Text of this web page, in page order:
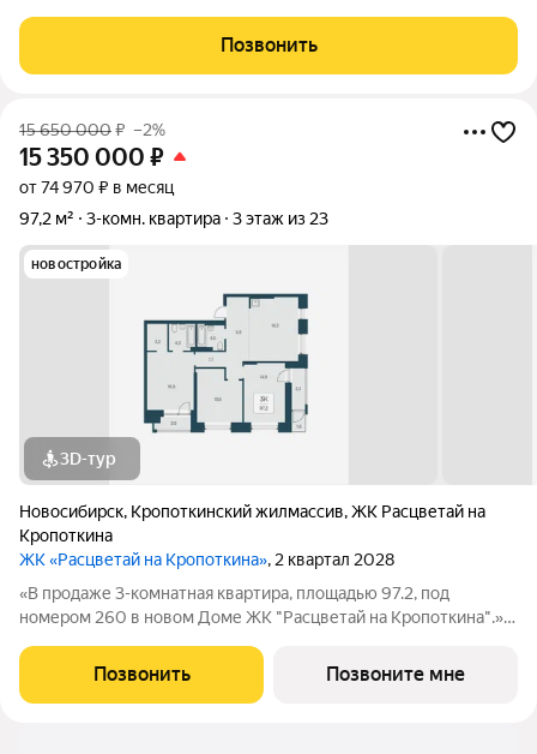
близости к Красному проспекту! Каждая из квартир в доме
Berlin это
Позвонить
15 650 000₽ –2%
15 350 000 ₽
от 74 970 ₽ в месяц
97,2 м²
3-комн. квартира 3 этаж из 23
новостройка
3D-тур
Новосибирск, Кропоткинский жилмассив,ЖК Расцветай на
Кропоткина
ЖК «Расцветай на Кропоткина», 2 квартал 2028
«В продаже 3-комнатная квартира, площадью 97.2, под
номером 260 в новом Доме ЖК "Расцветай на Кропоткина".»
«Ельцовского парка» в 10 минутах от Красного проспекта.
Проект выделяется своей
Позвонить Позвоните мне